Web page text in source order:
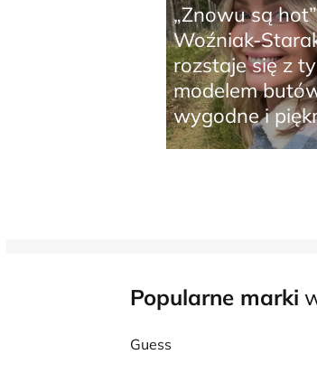
„Znowu są
Woźniak-
rozstaje się z
modelem
wygodne i
Popularne marki
Guess